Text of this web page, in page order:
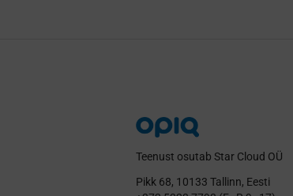
Teenust osutab Star Cloud OÜ
Pikk 68, 10133 Tallinn, Eesti